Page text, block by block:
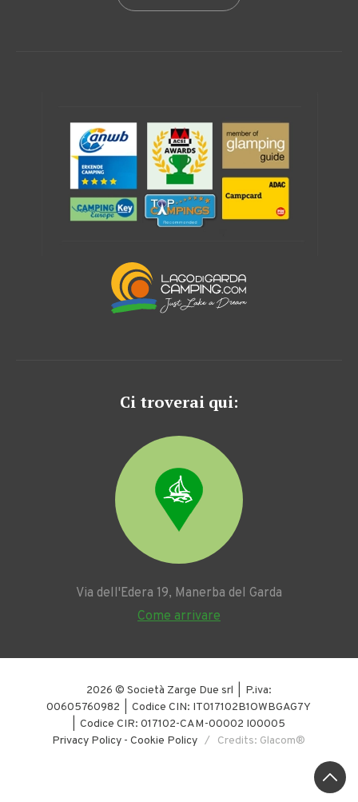
Ci troverai qui:
Via dell'Edera 19, Manerba del Garda
Come arrivare
2026 © Società Zarge Due srl | P.iva:
00605760982 | Codice CIN: IT017102B1OWBGAG7Y
| Codice CIR: 017102-CAM-00002 I00005
Privacy Policy -Cookie Policy / Credits: Glacom®